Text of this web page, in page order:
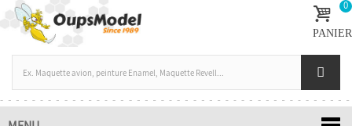
0
PANIER